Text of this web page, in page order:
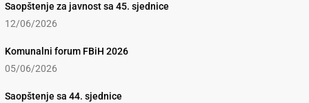
Saopštenje za javnost sa 45. sjednice
12/06/2026
Komunalni forum FBiH 2026
05/06/2026
Saopštenje sa 44. sjednice